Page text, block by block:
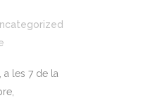
a les 7 de la